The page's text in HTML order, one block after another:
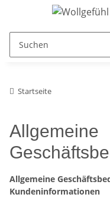
Startseite
Allgemeine
Allgemeine
Kundeninformationen